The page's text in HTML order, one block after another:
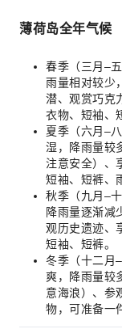
薄荷岛全年气候
春季（三月–
雨量相对较少
潜、观赏巧克
衣物、短袖、
夏季（六月–
湿，降雨量较
注意安全）、
短袖、短裤、
秋季（九月–
降雨量逐渐减
观历史遗迹、
短袖、短裤。
冬季（十二月
爽，降雨量较
意海浪）、参
物，可准备一